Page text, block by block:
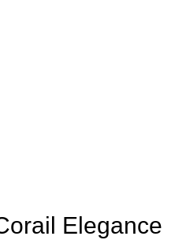
Elegance